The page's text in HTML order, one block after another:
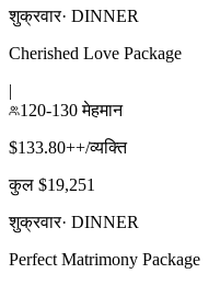
शुक्रवार· DINNER
Cherished Love Package
|
120-130 मेहमान
$133.80++/व्यक्ति
कुल $19,251
शुक्रवार· DINNER
Perfect Matrimony Package